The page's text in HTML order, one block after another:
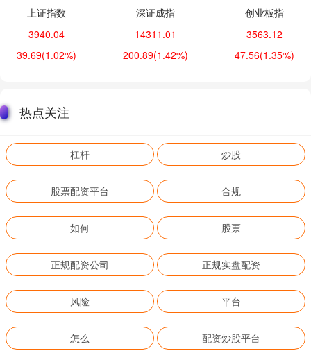
上证指数
3940.04
39.69(1.02%)
深证成指
14311.01
200.89(1.42%)
创业板指
3563.12
47.56(1.35%)
热点关注
杠杆 炒股
股票配资平台 合规
如何 股票
正规配资公司 正规实盘配资
风险 平台
怎么 配资炒股平台